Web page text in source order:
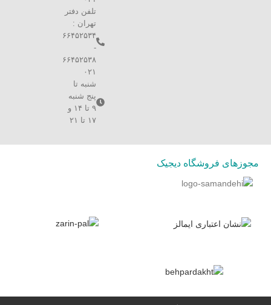
تلفن دفتر
تهران :
۶۶۴۵۲۵۳۴
-
۶۶۴۵۲۵۳۸
۰۲۱
شنبه تا
پنج شنبه
۹ تا ۱۴ و
۱۷ تا ۲۱
مجوزهای فروشگاه دیجیک